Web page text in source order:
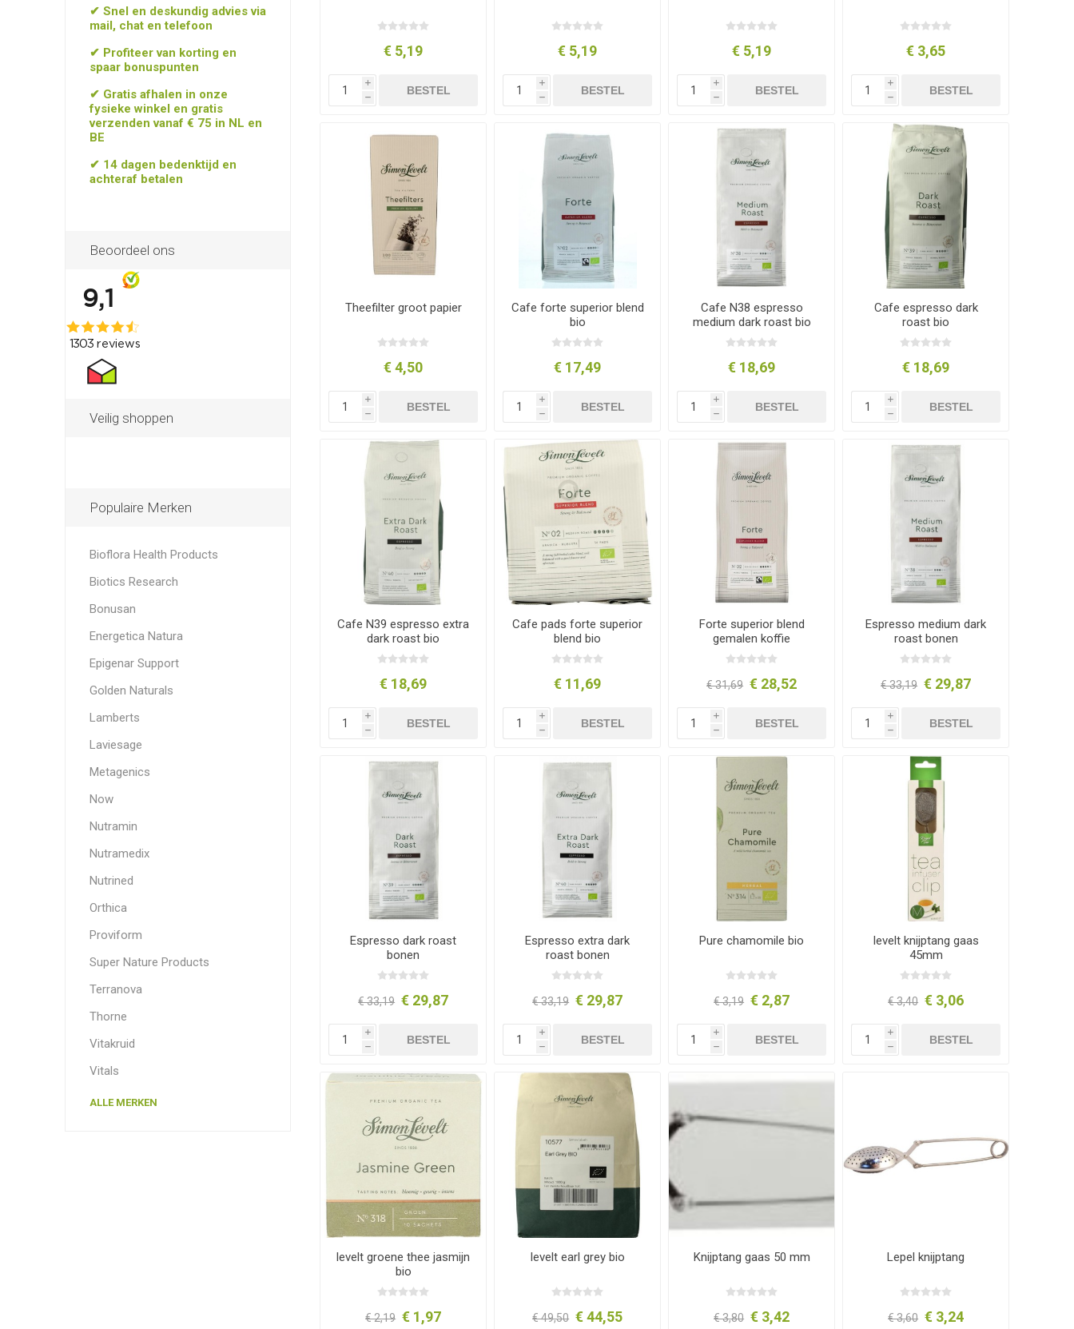
€ 5,19
i
h
BESTEL
€ 5,19
i
h
BESTEL
€ 5,19
i
h
BESTEL
€ 3,65
i
h
BESTEL
Theefilter groot papier
€ 4,50
i
h
BESTEL
Cafe forte superior blend
bio
€ 17,49
i
h
BESTEL
Cafe N38 espresso
medium dark roast bio
€ 18,69
i
h
BESTEL
Cafe espresso dark
roast bio
€ 18,69
i
h
BESTEL
Cafe N39 espresso extra
dark roast bio
€ 18,69
i
h
BESTEL
Cafe pads forte superior
blend bio
€ 11,69
i
h
BESTEL
Forte superior blend
gemalen koffie
€ 31,69 € 28,52
i
h
BESTEL
Espresso medium dark
roast bonen
€ 33,19 € 29,87
i
h
BESTEL
Espresso dark roast
bonen
€ 33,19 € 29,87
i
h
BESTEL
Espresso extra dark
roast bonen
€ 33,19 € 29,87
i
h
BESTEL
Pure chamomile bio
€ 3,19 € 2,87
i
h
BESTEL
levelt knijptang gaas
45mm
€ 3,40 € 3,06
i
h
BESTEL
levelt groene thee jasmijn
bio
€ 2,19 € 1,97
levelt earl grey bio
€ 49,50 € 44,55
Knijptang gaas 50 mm
€ 3,80 € 3,42
Lepel knijptang
€ 3,60 € 3,24
✔ Snel en deskundig advies via
mail, chat en telefoon
✔ Profiteer van korting en
spaar bonuspunten
✔ Gratis afhalen in onze
fysieke winkel en gratis
verzenden vanaf € 75 in NL en
BE
✔ 14 dagen bedenktijd en
achteraf betalen
Beoordeel ons
Veilig shoppen
Populaire Merken
Bioflora Health Products
Biotics Research
Bonusan
Energetica Natura
Epigenar Support
Golden Naturals
Lamberts
Laviesage
Metagenics
Now
Nutramin
Nutramedix
Nutrined
Orthica
Proviform
Super Nature Products
Terranova
Thorne
Vitakruid
Vitals
ALLE MERKEN